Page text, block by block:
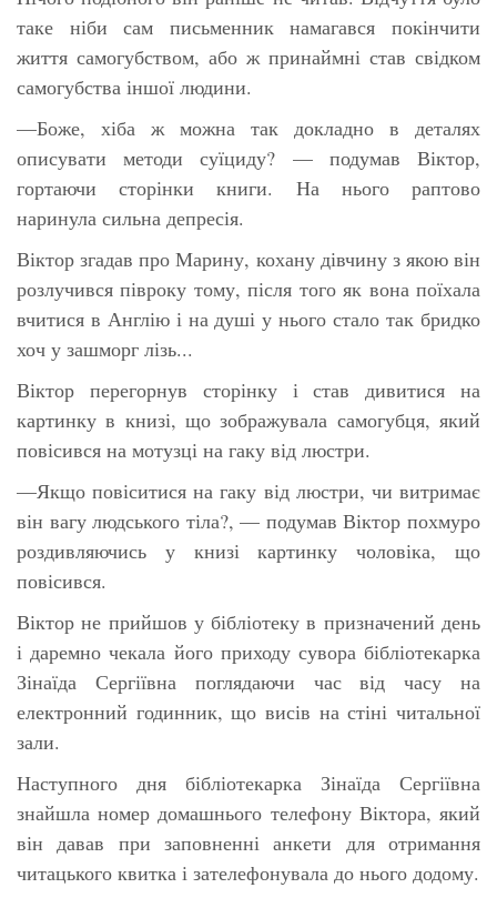
таке ніби сам письменник намагався покінчити
життя самогубством, або ж принаймні став свідком
самогубства іншої людини.
—Боже, хіба ж можна так докладно в деталях
описувати методи суїциду? — подумав Віктор,
гортаючи сторінки книги. На нього раптово
наринула сильна депресія.
Віктор згадав про Марину, кохану дівчину з якою він
розлучився півроку тому, після того як вона поїхала
вчитися в Англію і на душі у нього стало так бридко
хоч у зашморг лізь...
Віктор перегорнув сторінку і став дивитися на
картинку в книзі, що зображувала самогубця, який
повісився на мотузці на гаку від люстри.
—Якщо повіситися на гаку від люстри, чи витримає
він вагу людського тіла?, — подумав Віктор похмуро
роздивляючись у книзі картинку чоловіка, що
повісився.
Віктор не прийшов у бібліотеку в призначений день
і даремно чекала його приходу сувора бібліотекарка
Зінаїда Сергіївна поглядаючи час від часу на
електронний годинник, що висів на стіні читальної
зали.
Наступного дня бібліотекарка Зінаїда Сергіївна
знайшла номер домашнього телефону Віктора, який
він давав при заповненні анкети для отримання
читацького квитка і зателефонувала до нього додому.